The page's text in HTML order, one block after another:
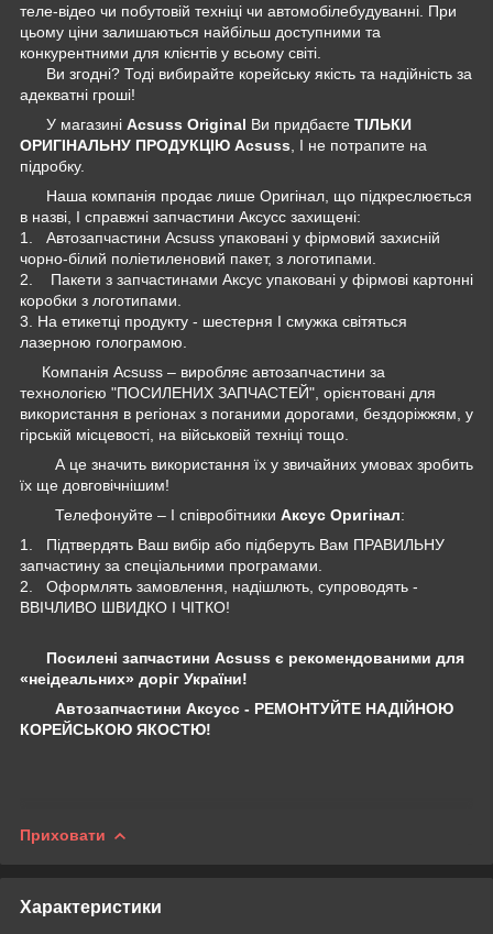
теле-відео чи побутовій техніці чи автомобілебудуванні. При
цьому ціни залишаються найбільш доступними та
конкурентними для клієнтів у всьому світі.
Ви згодні? Тоді вибирайте корейську якість та надійність за
адекватні гроші!
У магазині Acsuss Original Ви придбаєте ТІЛЬКИ
ОРИГІНАЛЬНУ ПРОДУКЦІЮ Acsuss , І не потрапите на
підробку.
Наша компанія продає лише Оригінал, що підкреслюється
в назві, І справжні запчастини Аксусс захищені:
1. Автозапчастини Acsuss упаковані у фірмовий захисній
чорно-білий поліетиленовий пакет, з логотипами.
2. Пакети з запчастинами Аксус упаковані у фірмові картонні
коробки з логотипами.
3. На етикетці продукту - шестерня І смужка світяться
лазерною голограмою.
Компанія Acsuss – виробляє автозапчастини за
технологією "ПОСИЛЕНИХ ЗАПЧАСТЕЙ", орієнтовані для
використання в регіонах з поганими дорогами, бездоріжжям, у
гірській місцевості, на військовій техніці тощо.
А це значить використання їх у звичайних умовах зробить
їх ще довговічнішим!
Телефонуйте – І співробітники Аксус Оригінал:
1. Підтвердять Ваш вибір або підберуть Вам ПРАВИЛЬНУ
запчастину за спеціальними програмами.
2. Оформлять замовлення, надішлють, супроводять -
ВВІЧЛИВО ШВИДКО І ЧІТКО!
Посилені запчастини Acsuss є рекомендованими для
«неідеальних» доріг України!
Автозапчастини Аксусс - РЕМОНТУЙТЕ НАДІЙНОЮ
КОРЕЙСЬКОЮ ЯКОСТЮ!
Приховати
Характеристики